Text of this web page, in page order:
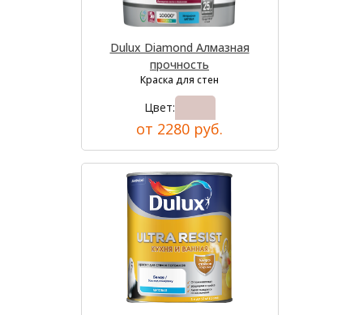
Dulux Diamond Алмазная
прочность
Краска для стен
Цвет:
от 2280 руб.